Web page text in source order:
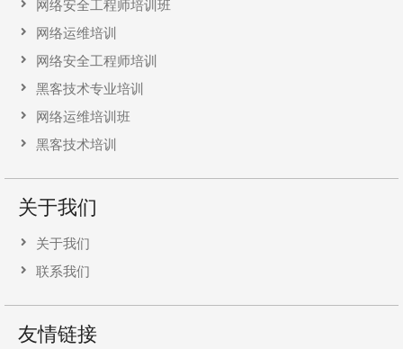
网络安全工程师培训班
网络运维培训
网络安全工程师培训
黑客技术专业培训
网络运维培训班
黑客技术培训
关于我们
关于我们
联系我们
友情链接